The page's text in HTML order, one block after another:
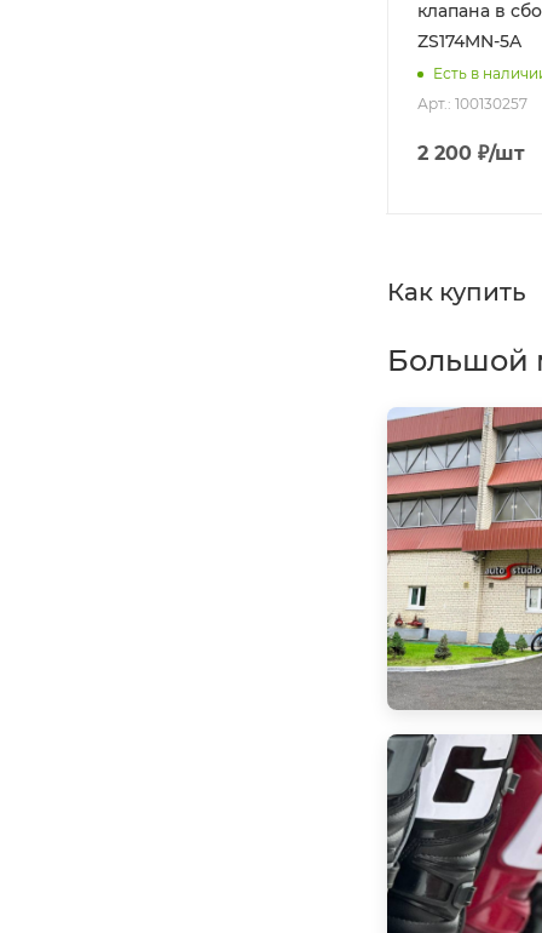
клапана в
ZS174MN-5A
Есть в
Арт.: 100130257
2 200₽/шт
Как купить
Большой